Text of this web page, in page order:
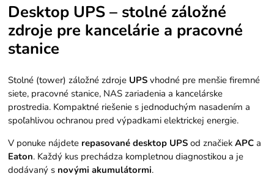
Desktop UPS – stolné záložné
zdroje pre kancelárie a pracovné
stanice
Stolné (tower) záložné zdroje UPS vhodné pre menšie firemné
siete, pracovné stanice, NAS zariadenia a kancelárske
prostredia. Kompaktné riešenie s jednoduchým nasadením a
spoľahlivou ochranou pred výpadkami elektrickej energie.
V ponuke nájdete repasované desktop UPS od značiekAPC a
Eaton. Každý kus prechádza kompletnou diagnostikou a je
dodávaný s novými akumulátormi.